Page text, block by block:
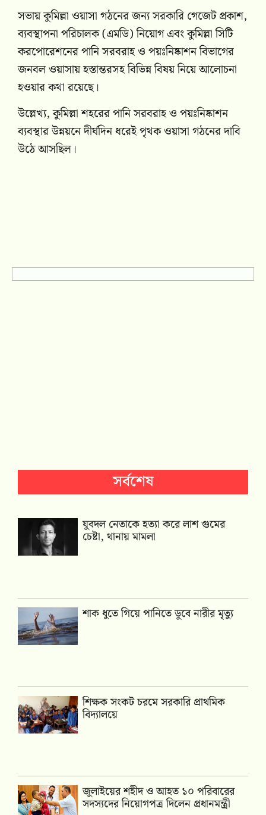
সভায় কুমিল্লা ওয়াসা গঠনের জন্য সরকারি গেজেট প্রকাশ,
ব্যবস্থাপনা পরিচালক (এমডি) নিয়োগ এবং কুমিল্লা সিটি
করপোরেশনের পানি সরবরাহ ও পয়ঃনিষ্কাশন বিভাগের
জনবল ওয়াসায় হস্তান্তরসহ বিভিন্ন বিষয় নিয়ে আলোচনা
হওয়ার কথা রয়েছে।
উল্লেখ্য, কুমিল্লা শহরের পানি সরবরাহ ও পয়ঃনিষ্কাশন
ব্যবস্থার উন্নয়নে দীর্ঘদিন ধরেই পৃথক ওয়াসা গঠনের দাবি
উঠে আসছিল।
সর্বশেষ
যুবদল নেতাকে হত্যা করে লাশ গুমের
চেষ্টা, থানায় মামলা
শাক ধুতে গিয়ে পানিতে ডুবে নারীর মৃত্যু
শিক্ষক সংকট চরমে সরকারি প্রাথমিক
বিদ্যালয়ে
জুলাইয়ের শহীদ ও আহত ১০ পরিবারের
সদস্যদের নিয়োগপত্র দিলেন প্রধানমন্ত্রী